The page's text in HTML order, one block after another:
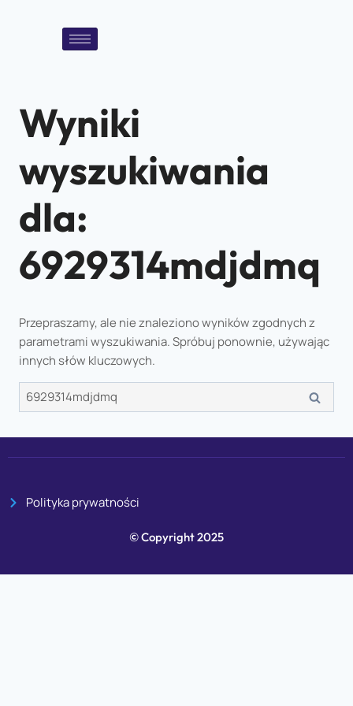
Wyniki
wyszukiwania
dla:
6929314mdjdmq
Przepraszamy, ale nie znaleziono wyników zgodnych z
parametrami wyszukiwania. Spróbuj ponownie, używając
innych słów kluczowych.
Polityka prywatności
© Copyright 2025